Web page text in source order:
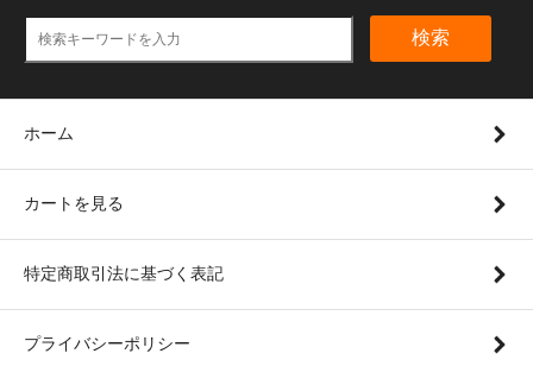
検索
ホーム
カートを見る
特定商取引法に基づく表記
プライバシーポリシー